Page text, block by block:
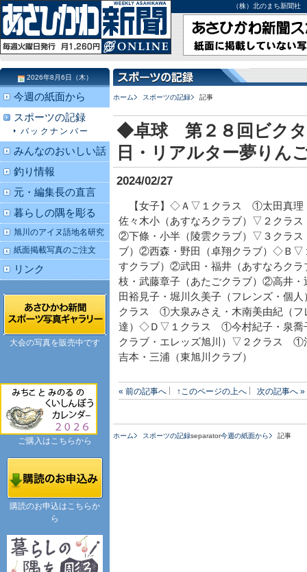
（株）北のまち新聞
ホーム スポーツの記録 記事
◆卓球 第２８回ビクタ
日・リアルター夢りん
2024/02/27
【女子】◇Ａ▽１クラス ①太田真理
佐々木小（あすなろクラブ）▽２クラ
②下條・小半（陵雲クラブ）▽３クラ
ブ）②西森・野田（卓翔クラブ）◇Ｂ
すクラブ）②武田・福井（あすなろク
枝・武藤章子（あたごクラブ）②高
田裕見子・堀川久美子（フレンズ・個
クラス ①大泉みさえ・木南美由紀（フ
達）◇Ｄ▽１クラス ①今村紀子・泉喬
クラブ・エレッズ旭川）▽２クラス ①
吉本・三浦（東旭川クラブ）
« 前の記事へ ↑このページの上へ 次の記事へ »
ホーム スポーツの記録separator今週の紙面から 記事
2026年8月6日（木）
今週の紙面から
スポーツの記録
バックナンバー
みんなのおいしい話
釣り情報
元・編集長の直言
暮らしの隅を彫る
旭川のアイヌ語地名研究
紙面掲載写真のご注文
リンク
大会の写真を販売中です
ご購入はこちらから
購読のお申込はこちらか
ら